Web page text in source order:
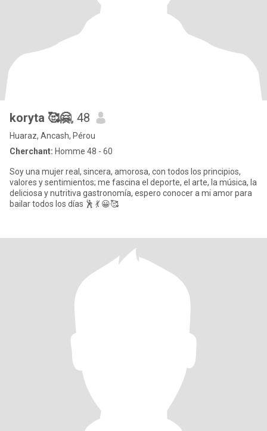
koryta 🥰🤗, 48
Huaraz, Ancash, Pérou
Cherchant: Homme 48 - 60
Soy una mujer real, sincera, amorosa, con todos los principios,
valores y sentimientos; me fascina el deporte, el arte, la música, la
deliciosa y nutritiva gastronomía, espero conocer a mi amor para
bailar todos los días 🕺 💃 😀🥰